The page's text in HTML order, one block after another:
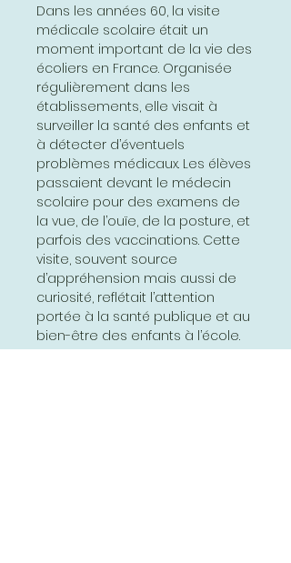
Dans les années 60, la visite
médicale scolaire était un
moment important de la vie des
écoliers en France. Organisée
régulièrement dans les
établissements, elle visait à
surveiller la santé des enfants et
à détecter d’éventuels
problèmes médicaux. Les élèves
passaient devant le médecin
scolaire pour des examens de
la vue, de l’ouïe, de la posture, et
parfois des vaccinations. Cette
visite, souvent source
d’appréhension mais aussi de
curiosité, reflétait l’attention
portée à la santé publique et au
bien-être des enfants à l’école.
Elle reste un souvenir marquant